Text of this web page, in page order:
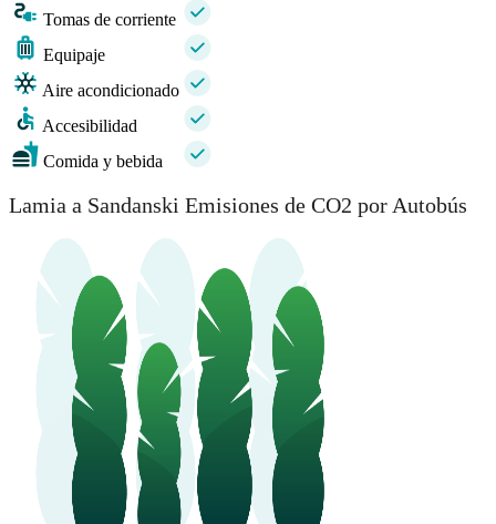
Tomas de corriente
Equipaje
Aire acondicionado
Accesibilidad
Comida y bebida
Lamia a Sandanski Emisiones de CO2 por Autobús